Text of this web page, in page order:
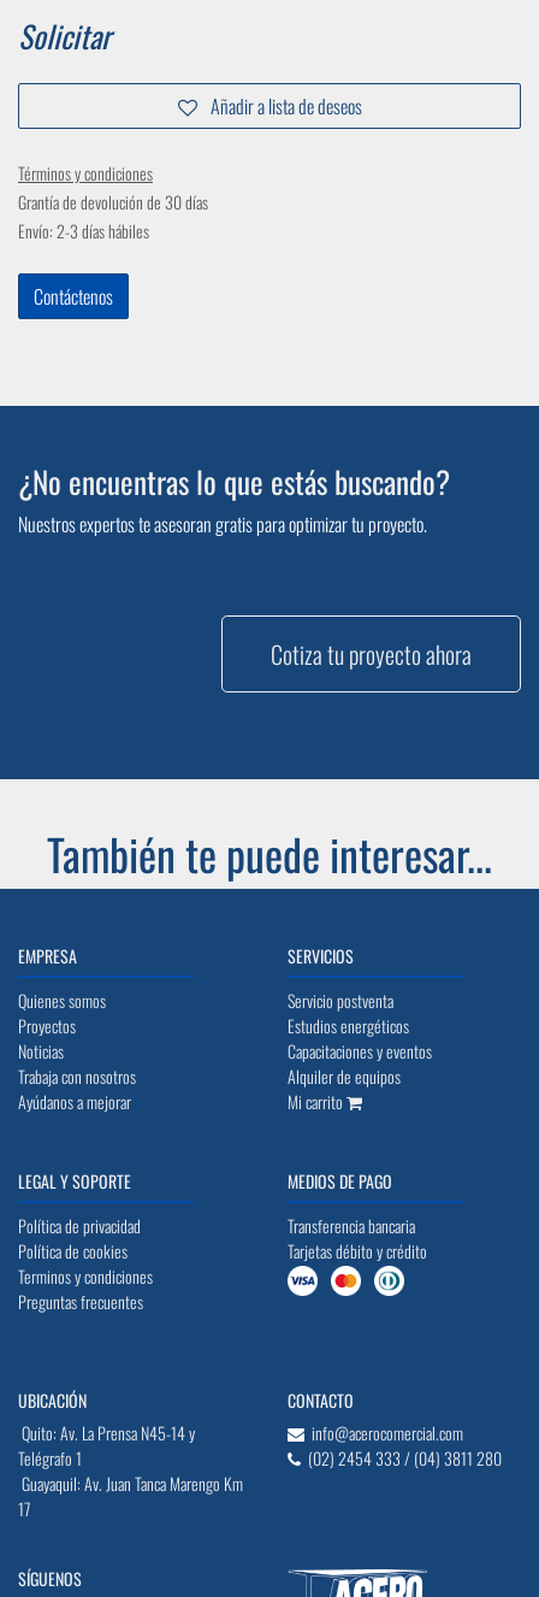
Solicitar
Añadir a lista de deseos
Términos y condiciones
Grantía de devolución de 30 días
Envío: 2-3 días hábiles
Contáctenos
¿No encuentras lo que estás buscando?
Nuestros expertos te asesoran gratis para optimizar tu proyecto.
Cotiza tu proyecto ahora
También te puede interesar...
EMPRESA
Quienes somos
Proyectos
Noticias
Trabaja con nosotros
Ayúdanos a mejorar
SERVICIOS
Servicio postventa
Estudios energéticos
Capacitaciones y eventos
Alquiler de equipos
Mi carrito
LEGAL Y SOPORTE
Política de privacidad
Política de cookies
Terminos y condiciones
Preguntas frecuentes
MEDIOS DE PAGO
Transferencia bancaria
Tarjetas débito y crédito
UBICACIÓN
Quito: Av. La Prensa N45-14 y
Telégrafo 1
Guayaquil: Av. Juan Tanca Marengo Km
17
CONTACTO
info@acerocomercial.com
(02) 2454 333 / (04) 3811 280
SÍGUENOS